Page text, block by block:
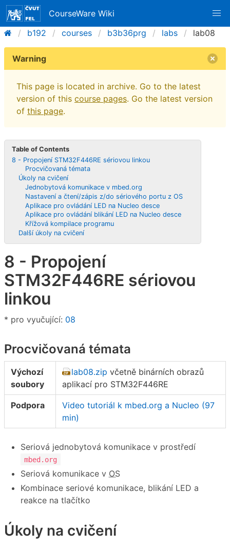
CourseWare Wiki
b192
courses b3b36prg labs lab08
Warning
This page is located in archive. Go to the latest
version of this course pages. Go the latest version
of this page.
Table of Contents
8 - Propojení STM32F446RE sériovou linkou
Procvičovaná témata
Úkoly na cvičení
Jednobytová komunikace v mbed.org
Nastavení a čtení/zápis z/do sériového portu z OS
Aplikace pro ovládání LED na Nucleo desce
Aplikace pro ovládání blikání LED na Nucleo desce
Křížová kompilace programu
Další úkoly na cvičení
8 - Propojení
STM32F446RE sériovou
linkou
* pro vyučující: 08
Procvičovaná témata
Výchozí
soubory
lab08.zip včetně binárních obrazů
aplikací pro STM32F446RE
Podpora
Video tutoriál k mbed.org a Nucleo (97
min)
Seriová jednobytová komunikace v prostředí
mbed.org
Seriová komunikace v OS
Kombinace seriové komunikace, blikání LED a
reakce na tlačítko
Úkoly na cvičení